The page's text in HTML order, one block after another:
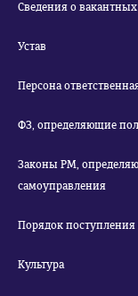
Сведения о
Устав
Персона
ФЗ, определяющие
Законы РМ,
самоуправления
Порядок
Культура